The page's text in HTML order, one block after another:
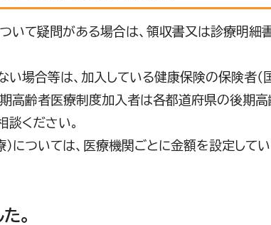
いて疑問がある場合は、領収書又は診療明細
い場合等は、加入している健康保険の保険者
高齢者医療制度加入者は各都道府県の後期
談ください。
については、医療機関ごとに金額を設定して
。